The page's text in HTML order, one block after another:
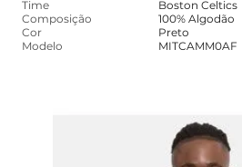
Time
Boston Celtics
Composição
100% Algodão
Cor
Preto
Modelo
MITCAMM0AF